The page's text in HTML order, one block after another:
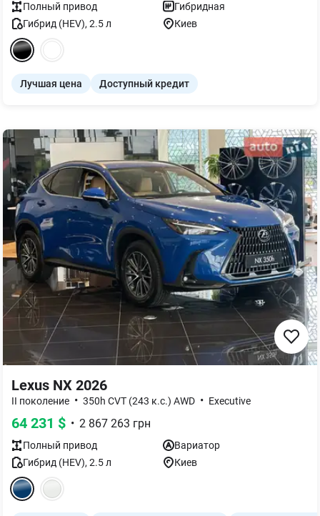
Полный привод
Гибридная
Гибрид (HEV), 2.5л Киев
Лучшая цена Доступный кредит
Lexus NX 2026
II поколение • 350h CVT (243 к.с.) AWD • Executive
64 231 $ • 2 867 263 грн
Полный привод
Вариатор
Гибрид (HEV), 2.5л Киев